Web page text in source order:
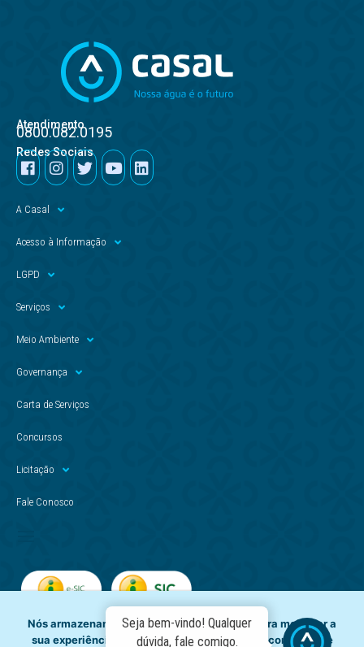
Atendimento
0800.082.0195
Redes Sociais
A Casal
Acesso à Informação
LGPD
Serviços
Meio Ambiente
Governança
Carta de Serviços
Concursos
Licitação
Fale Conosco
Nós armazenamos dados temporariamente para melhorar a
sua experiência de navegação e recomendar conteúdo de
Seja bem-vindo! Qualquer
dúvida, fale comigo.